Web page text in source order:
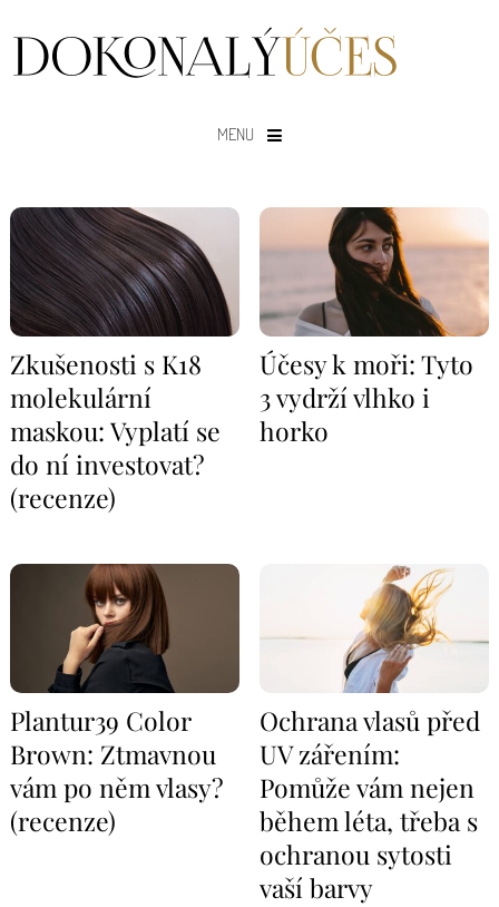
MENU
Zkušenosti s K18
molekulární
maskou: Vyplatí se
do ní investovat?
(recenze)
Účesy k moři: Tyto
3 vydrží vlhko i
horko
Plantur39 Color
Brown: Ztmavnou
vám po něm vlasy?
(recenze)
Ochrana vlasů před
UV zářením:
Pomůže vám nejen
během léta, třeba s
ochranou sytosti
vaší barvy